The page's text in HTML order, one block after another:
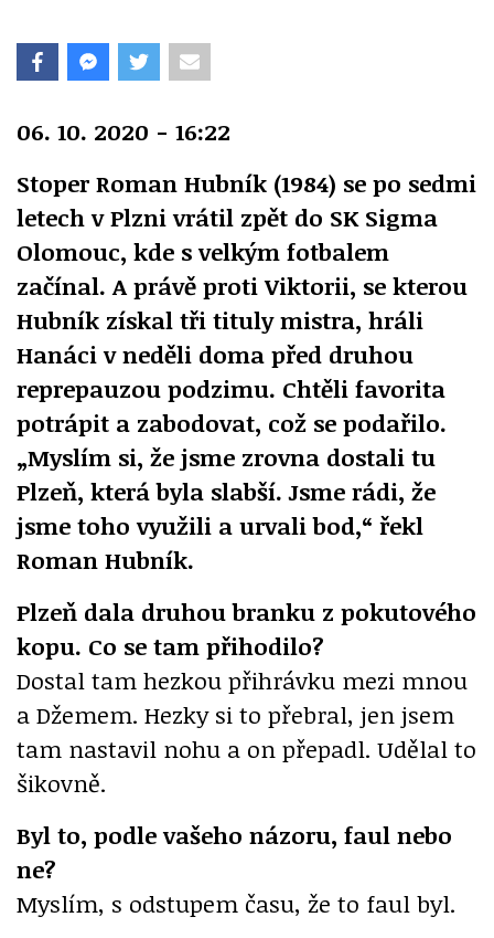
06. 10. 2020 - 16:22
Stoper Roman Hubník (1984) se po sedmi
letech v Plzni vrátil zpět do SK Sigma
Olomouc, kde s velkým fotbalem
začínal. A právě proti Viktorii, se kterou
Hubník získal tři tituly mistra, hráli
Hanáci v neděli doma před druhou
reprepauzou podzimu. Chtěli favorita
potrápit a zabodovat, což se podařilo.
„Myslím si, že jsme zrovna dostali tu
Plzeň, která byla slabší. Jsme rádi, že
jsme toho využili a urvali bod,“ řekl
Roman Hubník.
Plzeň dala druhou branku z pokutového
kopu. Co se tam přihodilo?
Dostal tam hezkou přihrávku mezi mnou
a Džemem. Hezky si to přebral, jen jsem
tam nastavil nohu a on přepadl. Udělal to
šikovně.
Byl to, podle vašeho názoru, faul nebo
ne?
Myslím, s odstupem času, že to faul byl.